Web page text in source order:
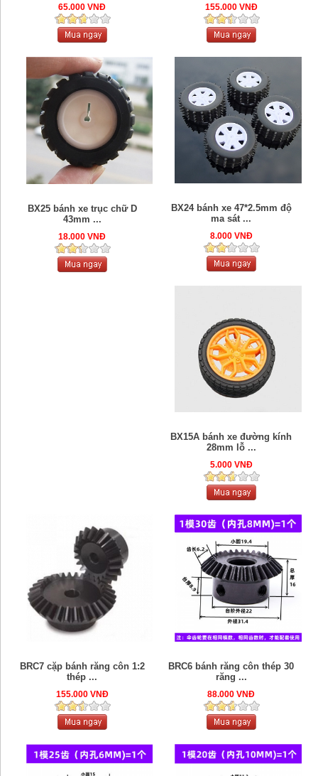
65.000 VNĐ 155.000 VNĐ
BX25 bánh xe trục chữ D
43mm ...
18.000 VNĐ
BX24 bánh xe 47*2.5mm độ
ma sát ...
8.000 VNĐ
BX15A bánh xe đường kính
28mm lỗ ...
5.000 VNĐ
BRC7 cặp bánh răng côn 1:2
thép ...
155.000 VNĐ
BRC6 bánh răng côn thép 30
răng ...
88.000 VNĐ